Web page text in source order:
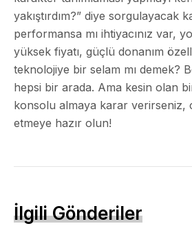
yakıştırdım?” diye sorgulayacak
performansa mı ihtiyacınız var,
yüksek fiyatı, güçlü donanım
teknolojiye bir selam mı demek?
hepsi bir arada. Ama kesin olan
konsolu almaya karar verirseniz,
etmeye hazır olun!
İlgili Gönderiler